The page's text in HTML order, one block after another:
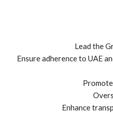
Lead the
Ensure adherence to UAE
Enhance